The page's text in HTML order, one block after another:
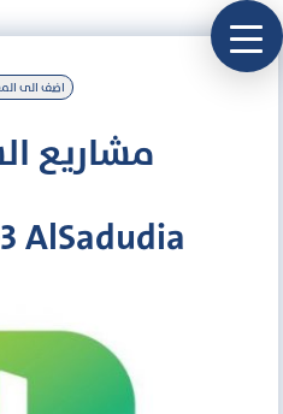
+ اضف الى
مشاريع
AlSadudia